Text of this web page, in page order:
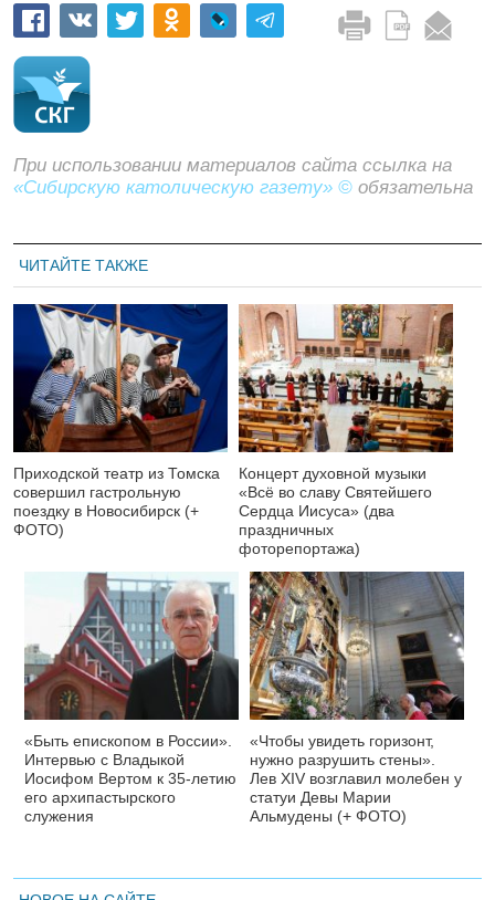
При использовании материалов сайта ссылка на
«Сибирскую католическую газету» © обязательна
ЧИТАЙТЕ ТАКЖЕ
Приходской театр из Томска
совершил гастрольную
поездку в Новосибирск (+
ФОТО)
Концерт духовной музыки
«Всё во славу Святейшего
Сердца Иисуса» (два
праздничных
фоторепортажа)
«Быть епископом в России».
Интервью с Владыкой
Иосифом Вертом к 35-летию
его архипастырского
служения
«Чтобы увидеть горизонт,
нужно разрушить стены».
Лев XIV возглавил молебен у
статуи Девы Марии
Альмудены (+ ФОТО)